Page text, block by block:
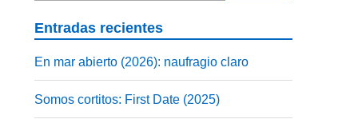
Entradas recientes
En mar abierto (2026): naufragio claro
Somos cortitos: First Date (2025)